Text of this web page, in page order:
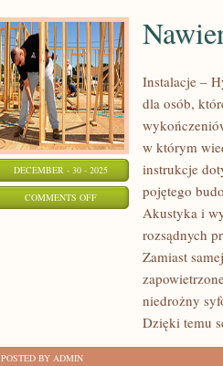
DECEMBER - 30 - 2025
COMMENTS OFFON
NAWIERZCHNIE
Instalacje –
dla osób,
w którym
instrukcje
pojętego
Akustyka i
rozsądnych
Zamiast
niedrożny
Dzięki temu
POSTED BY ADMIN